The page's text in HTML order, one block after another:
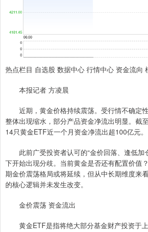
热点栏目 自选股 数据中心 行情中心 资金流向
本报记者 方凌晨
近期，黄金价格持续震荡。受行情不确定
整体出现缩水，部分产品资金净流出明显。截
14只黄金ETF近一个月资金净流出超100亿元。
此前广受投资者认可的“金价回落、逢低加
下开始出现分歧。当前黄金是否还有配置价值
期金价震荡格局或将延续，但从中长期维度来
的核心逻辑并未发生改变。
金价震荡 资金流出
黄金ETF是指将绝大部分基金财产投资于